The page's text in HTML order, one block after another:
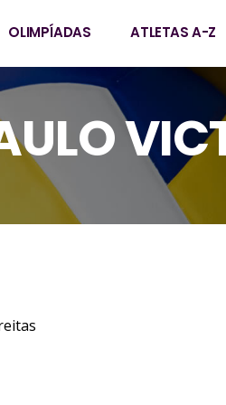
OLIMPÍADAS ATLETAS A-Z
Silva Freitas